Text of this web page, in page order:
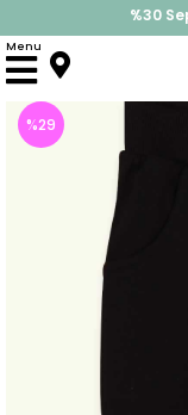
%30
İndirimlere
Menu
Anasayfa
%29